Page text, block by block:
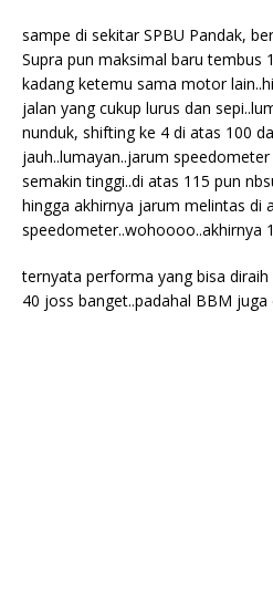
sampe di sekitar SPBU Pandak,
Supra pun maksimal baru tembus
kadang ketemu sama motor
jalan yang cukup lurus dan
nunduk, shifting ke 4 di atas 100
jauh..lumayan..jarum
semakin tinggi..di atas 115 pun
hingga akhirnya jarum melintas di
speedometer..wohoooo..akhirnya
ternyata performa yang bisa
40 joss banget..padahal BBM